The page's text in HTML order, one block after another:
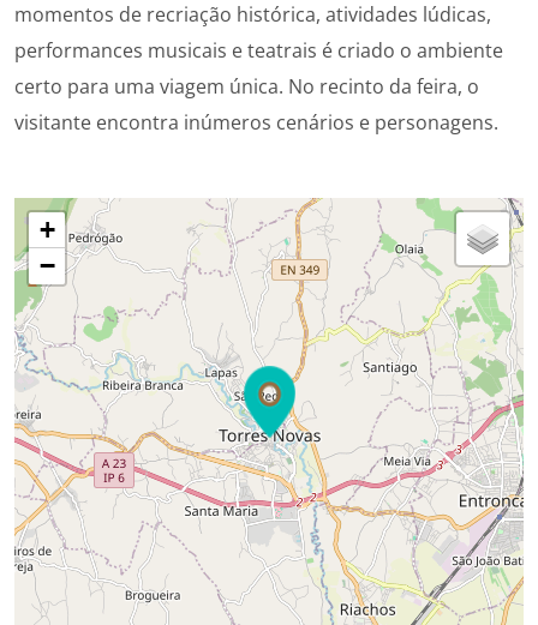
momentos de recriação histórica, atividades lúdicas,
performances musicais e teatrais é criado o ambiente
certo para uma viagem única. No recinto da feira, o
visitante encontra inúmeros cenários e personagens.
+
−